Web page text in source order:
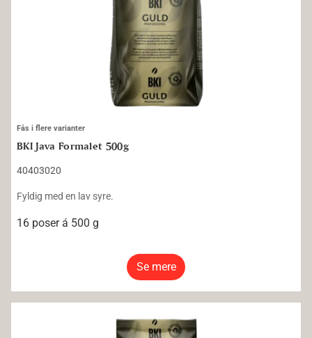
Fås i flere varianter
BKI Java Formalet 500g
40403020
Fyldig med en lav syre.
16 poser á 500 g
Se mere
BKI Santos Formalet 500g